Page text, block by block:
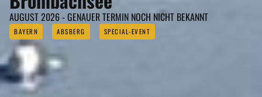
AUGUST 2026 - GENAUER TERMIN NOCH NICHT BEKANNT
BAYERN ABSBERG SPECIAL-EVENT